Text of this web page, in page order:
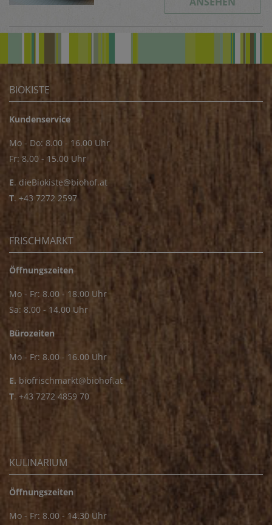
BIOKISTE
Kundenservice
Mo - Do: 8.00 - 16.00 Uhr
Fr: 8.00 - 15.00 Uhr
E. dieBiokiste@biohof.at
T. +43 7272 2597
FRISCHMARKT
Öffnungszeiten
Mo - Fr: 8.00 - 18.00 Uhr
Sa: 8.00 - 14.00 Uhr
Bürozeiten
Mo - Fr: 8.00 - 16.00 Uhr
E. biofrischmarkt@biohof.at
T. +43 7272 4859 70
KULINARIUM
Öffnungszeiten
Mo - Fr: 8.00 - 14.30 Uhr